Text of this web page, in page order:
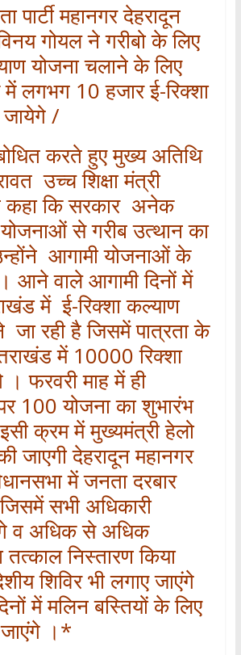
पार्टी महानगर देहरादून
गोयल ने गरीबो के लिए
योजना चलाने के लिए
लगभग 10 हजार ई-रिक्शा
जायेगे /
करते हुए मुख्य अतिथि
उच्च शिक्षा मंत्री
कहा कि सरकार अनेक
से गरीब उत्थान का
आगामी योजनाओं के
आने वाले आगामी दिनों में
में ई-रिक्शा कल्याण
जा रही है जिसमें पात्रता के
में 10000 रिक्शा
। फरवरी माह में ही
100 योजना का शुभारंभ
क्रम में मुख्यमंत्री हेलो
जाएगी देहरादून महानगर
में जनता दरबार
सभी अधिकारी
व अधिक से अधिक
निस्तारण किया
शिविर भी लगाए जाएंगे
में मलिन बस्तियों के लिए
जाएंगे ।*